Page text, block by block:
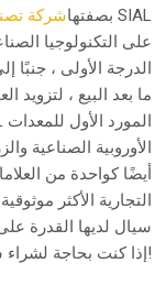
بصفتهاشركة
على التكنولوجيا
الدرجة الأولى ،
ما بعد البيع ، لتزويد
الأوروبية الصناعية
التجارية الأكثر
سيال لديها القدرة
إذا كنت بحاجة لشراء سخان ، يرجى الاتصال بنا!